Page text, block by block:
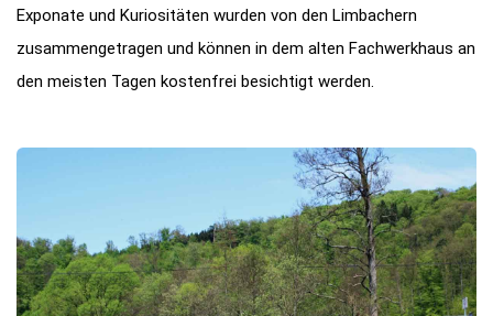
Exponate und Kuriositäten wurden von den Limbachern
zusammengetragen und können in dem alten Fachwerkhaus an
den meisten Tagen kostenfrei besichtigt werden.